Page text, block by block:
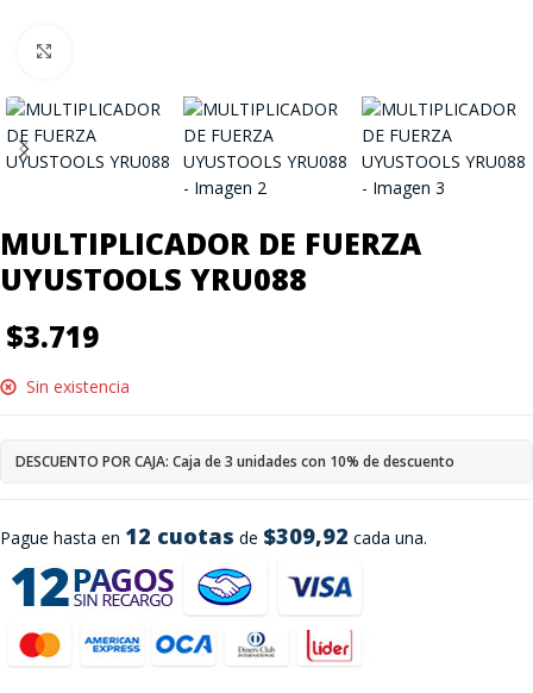
MULTIPLICADOR DE FUERZA
UYUSTOOLS YRU088
$3.719
Pague hasta en 12 cuotas de $309,92 cada una.
Sin existencia
DESCUENTO POR CAJA: Caja de 3 unidades con 10% de descuento